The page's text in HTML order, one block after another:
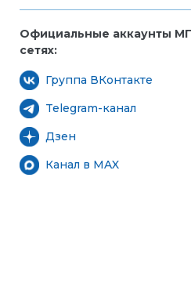
Официальные аккаунты
сетях:
Группа ВКонтакте
Telegram-канал
Дзен
Канал в MAX